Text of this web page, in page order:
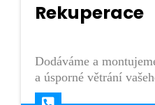
Rekuperace
Dodáváme a
a úsporné větrání